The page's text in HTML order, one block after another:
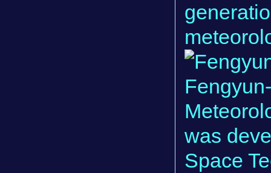
was
Space